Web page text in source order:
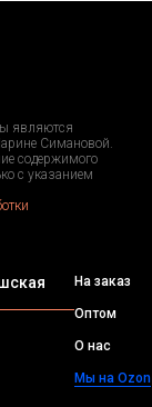
являются
Симановой.
содержимого
с указанием
На заказ
Оптом
О нас
Мы на Ozon